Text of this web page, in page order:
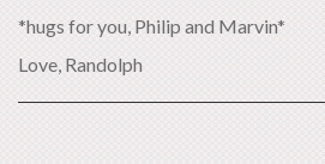
*hugs for you, Philip and Marvin*
Love, Randolph